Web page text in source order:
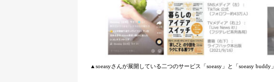
▲soeasyさんが展開している二つのサービス「soeasy」と「soeasy buddy」